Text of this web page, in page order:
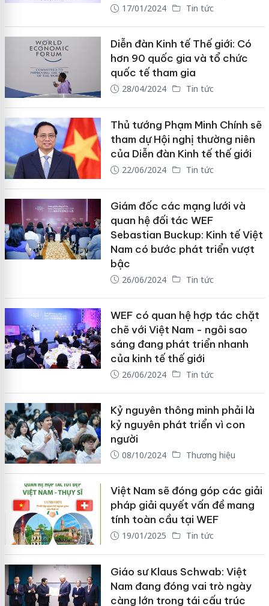
17/01/2024 Tin tức
Diễn đàn Kinh tế Thế giới: Có
hơn 90 quốc gia và tổ chức
quốc tế tham gia
28/04/2024 Tin tức
Thủ tướng Phạm Minh Chính sẽ
tham dự Hội nghị thường niên
của Diễn đàn Kinh tế thế giới
22/06/2024 Tin tức
Giám đốc các mạng lưới và
quan hệ đối tác WEF
Sebastian Buckup: Kinh tế Việt
Nam có bước phát triển vượt
bậc
26/06/2024 Tin tức
WEF có quan hệ hợp tác chặt
chẽ với Việt Nam - ngôi sao
sáng đang phát triển nhanh
của kinh tế thế giới
26/06/2024 Tin tức
Kỷ nguyên thông minh phải là
kỷ nguyên phát triển vì con
người
08/10/2024 Thương hiệu
Việt Nam sẽ đóng góp các giải
pháp giải quyết vấn đề mang
tính toàn cầu tại WEF
19/01/2025 Tin tức
Giáo sư Klaus Schwab: Việt
Nam đang đóng vai trò ngày
càng lớn trong tái cấu trúc